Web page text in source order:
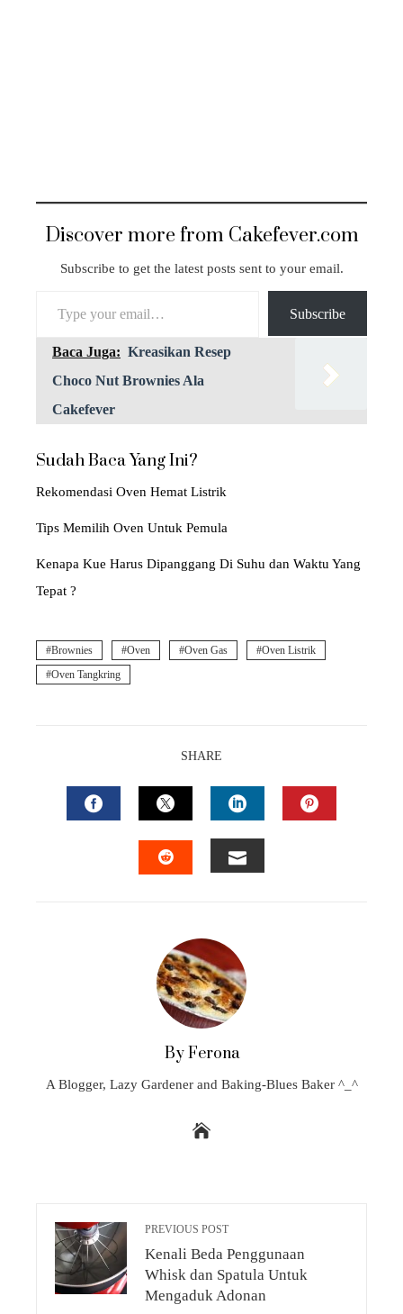
Discover more from Cakefever.com
Subscribe to get the latest posts sent to your email.
Subscribe
Baca Juga: Kreasikan Resep
Choco Nut Brownies Ala
Cakefever
Sudah Baca Yang Ini?
Rekomendasi Oven Hemat Listrik
Tips Memilih Oven Untuk Pemula
Kenapa Kue Harus Dipanggang Di Suhu dan Waktu Yang
Tepat ?
Brownies Oven Oven Gas
Oven Listrik
Oven Tangkring
SHARE
FACEBOOKTWITTERLINKEDIN
By Ferona
A Blogger, Lazy Gardener and Baking-Blues Baker ^_^
PREVIOUS POST
Kenali Beda Penggunaan
Whisk dan Spatula Untuk
Mengaduk Adonan